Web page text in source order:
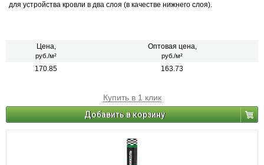
для устройства кровли в два слоя (в качестве нижнего слоя).
Цена,
руб./м²
Оптовая цена,
руб./м²
170.85 163.73
Купить в 1 клик
Добавить в корзину